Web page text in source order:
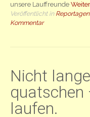
unsere Lauffreunde
Veröffentlicht in Reportagen
Kommentar
Nicht lange
quatschen
laufen.